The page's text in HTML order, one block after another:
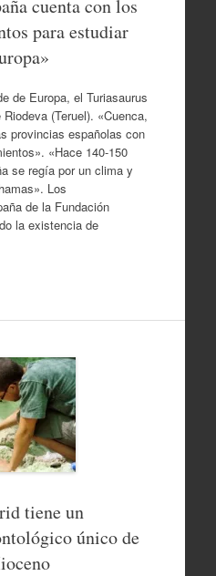
cuenta con los
para estudiar
de Europa, el Turiasaurus
(Teruel). «Cuenca,
provincias españolas con
«Hace 140-150
se regía por un clima y
Los
de la Fundación
la existencia de
tiene un
único de